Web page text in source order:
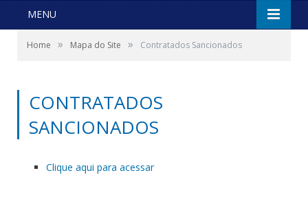
MENU
Home » Mapa do Site » Contratados Sancionados
CONTRATADOS
SANCIONADOS
Clique aqui para acessar